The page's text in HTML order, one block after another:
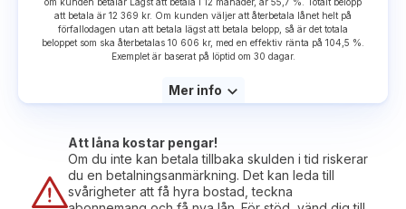
om kunden betalar Lägst att betala i 12 månader, är 55,7 %. Totalt belopp
att betala är 12 369 kr. Om kunden väljer att återbetala lånet helt på
förfallodagen utan att betala lägst att betala belopp, så är det totala
beloppet som ska återbetalas 10 606 kr, med en effektiv ränta på 104,5 %.
Exemplet är baserat på löptid om 30 dagar.
Mer info
Att låna kostar pengar!
Om du inte kan betala tillbaka skulden i tid riskerar
du en betalningsanmärkning. Det kan leda till
svårigheter att få hyra bostad, teckna